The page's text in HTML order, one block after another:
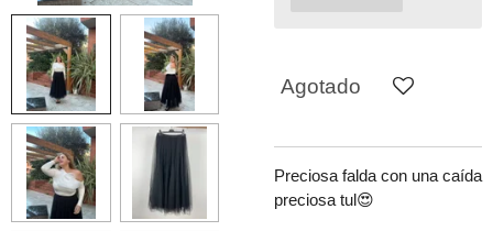
Agotado
Preciosa falda con una caída
preciosa tul😍